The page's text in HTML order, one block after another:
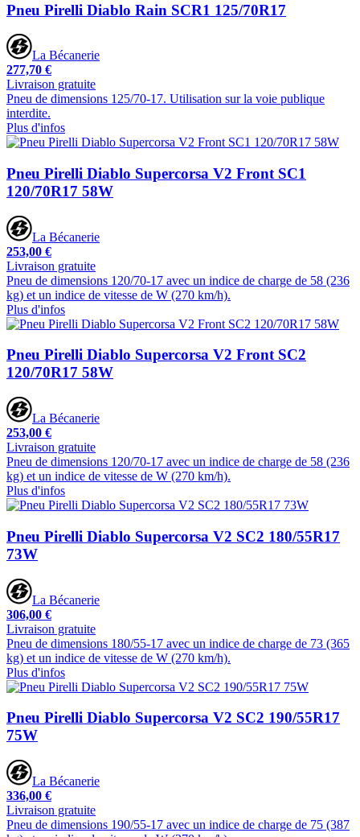
Pneu Pirelli Diablo Rain SCR1 125/70R17
La Bécanerie
277,70 €
Livraison gratuite
Pneu de dimensions 125/70-17. Utilisation sur la voie publique
interdite.
Plus d'infos
Pneu Pirelli Diablo Supercorsa V2 Front SC1
120/70R17 58W
La Bécanerie
253,00 €
Livraison gratuite
Pneu de dimensions 120/70-17 avec un indice de charge de 58 (236
kg) et un indice de vitesse de W (270 km/h).
Plus d'infos
Pneu Pirelli Diablo Supercorsa V2 Front SC2
120/70R17 58W
La Bécanerie
253,00 €
Livraison gratuite
Pneu de dimensions 120/70-17 avec un indice de charge de 58 (236
kg) et un indice de vitesse de W (270 km/h).
Plus d'infos
Pneu Pirelli Diablo Supercorsa V2 SC2 180/55R17
73W
La Bécanerie
306,00 €
Livraison gratuite
Pneu de dimensions 180/55-17 avec un indice de charge de 73 (365
kg) et un indice de vitesse de W (270 km/h).
Plus d'infos
Pneu Pirelli Diablo Supercorsa V2 SC2 190/55R17
75W
La Bécanerie
336,00 €
Livraison gratuite
Pneu de dimensions 190/55-17 avec un indice de charge de 75 (387